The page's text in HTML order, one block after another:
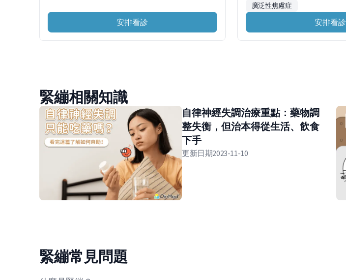
安排看診
廣泛性焦慮症
安排看診
緊繃相關知識
自律神經失調治療重點：藥物調
整失衡，但治本得從生活、飲食
下手
更新日期2023-11-10
緊繃常見問題